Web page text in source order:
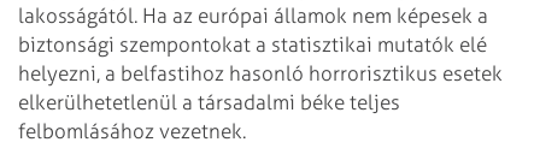
lakosságától. Ha az európai államok nem képesek a
biztonsági szempontokat a statisztikai mutatók elé
helyezni, a belfastihoz hasonló horrorisztikus esetek
elkerülhetetlenül a társadalmi béke teljes
felbomlásához vezetnek.